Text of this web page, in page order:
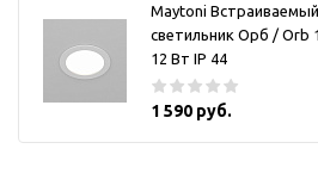
Maytoni Встраиваемый
светильник Орб / Orb
12 Вт IP 44
1 590 руб.